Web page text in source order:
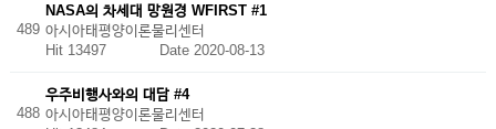
489
NASA의 차세대 망원경 WFIRST #1
아시아태평양이론물리센터
Hit 13497 Date 2020-08-13
488
우주비행사와의 대담 #4
아시아태평양이론물리센터